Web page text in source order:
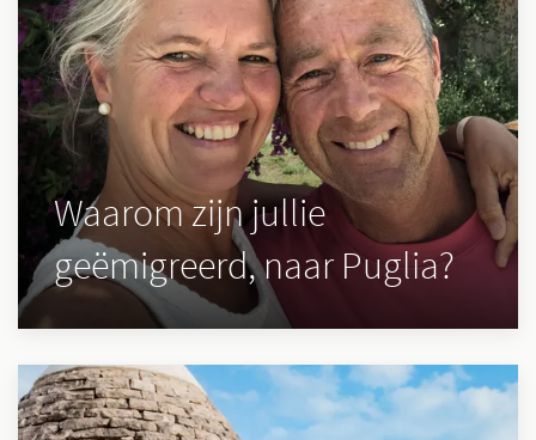
Waarom zijn jullie
geëmigreerd, naar Puglia?